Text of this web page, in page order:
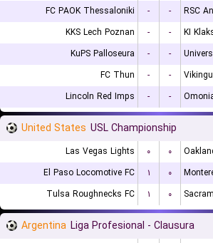
FC PAOK Thessaloniki
- -
RSC
KKS Lech Poznan
- -
KI
KuPS Palloseura
- -
FC Thun
- -
Lincoln Red Imps
- -
United States USL Championship
Las Vegas Lights ۰ ۰
El Paso Locomotive FC
۱ ۰
Tulsa Roughnecks FC
۱ ۰
Argentina Liga Profesional - Clausura